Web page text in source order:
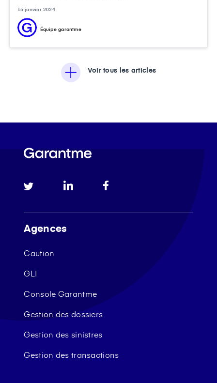
15 janvier 2024
Équipe garantme
Voir tous les articles
Agences
Caution
GLI
Console Garantme
Gestion des dossiers
Gestion des sinistres
Gestion des transactions